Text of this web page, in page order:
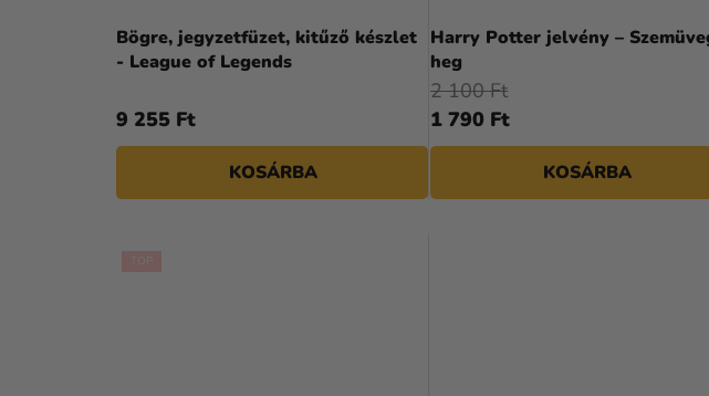
E
L
L
I
S
T
Á
A
Bögre, jegyzetfüzet, kitűző készlet
- League of Legends
9 255 Ft
KOSÁRBA
Harry Potter jelvény –
heg
1 790 Ft
2 100 Ft
KOSÁRBA